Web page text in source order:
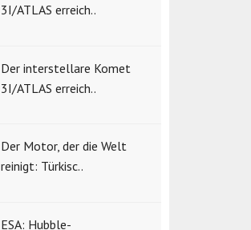
3I/ATLAS erreich..
Der interstellare Komet
3I/ATLAS erreich..
Der Motor, der die Welt
reinigt: Türkisc..
ESA: Hubble-